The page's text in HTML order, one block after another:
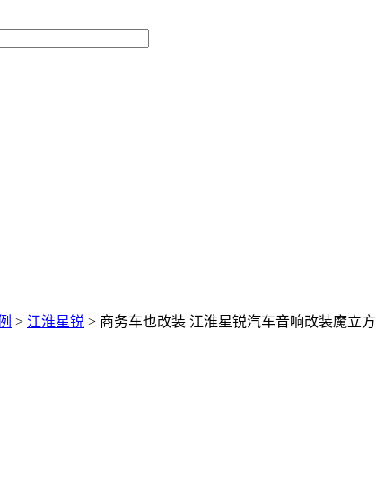
> 江淮星锐 > 商务车也改装 江淮星锐汽车音响改装魔立方